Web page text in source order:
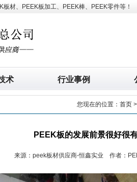
材、PEEK板加工、PEEK棒、PEEK零件等！
术 行业事例
您现在的位置： 首页 >
PEEK板的发展前景很好很
来源：peek板材供应商-恒鑫实业 作者：